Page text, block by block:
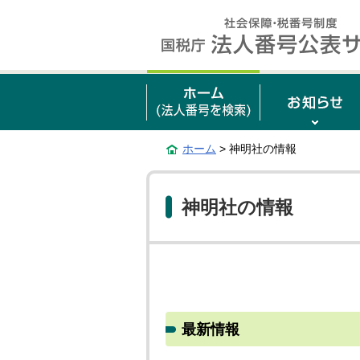
ホーム > 神明社の情報
神明社の情報
最新情報